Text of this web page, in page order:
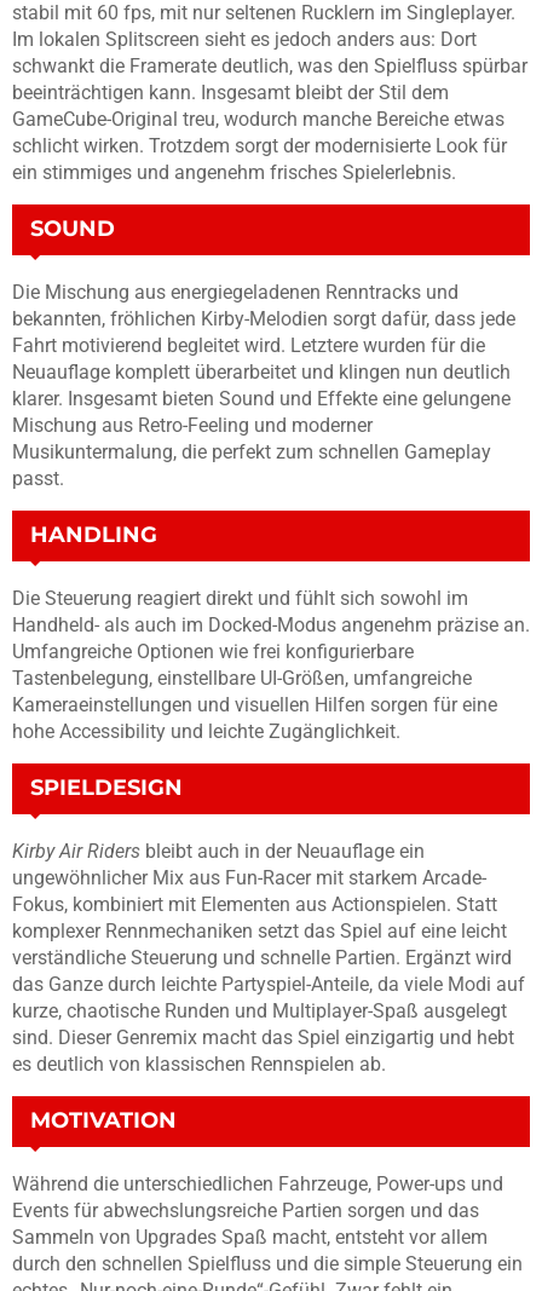
stabil mit 60 fps, mit nur seltenen Rucklern im Singleplayer.
Im lokalen Splitscreen sieht es jedoch anders aus: Dort
schwankt die Framerate deutlich, was den Spielfluss spürbar
beeinträchtigen kann. Insgesamt bleibt der Stil dem
GameCube-Original treu, wodurch manche Bereiche etwas
schlicht wirken. Trotzdem sorgt der modernisierte Look für
ein stimmiges und angenehm frisches Spielerlebnis.
SOUND
Die Mischung aus energiegeladenen Renntracks und
bekannten, fröhlichen Kirby-Melodien sorgt dafür, dass jede
Fahrt motivierend begleitet wird. Letztere wurden für die
Neuauflage komplett überarbeitet und klingen nun deutlich
klarer. Insgesamt bieten Sound und Effekte eine gelungene
Mischung aus Retro-Feeling und moderner
Musikuntermalung, die perfekt zum schnellen Gameplay
passt.
HANDLING
Die Steuerung reagiert direkt und fühlt sich sowohl im
Handheld- als auch im Docked-Modus angenehm präzise an.
Umfangreiche Optionen wie frei konfigurierbare
Tastenbelegung, einstellbare UI-Größen, umfangreiche
Kameraeinstellungen und visuellen Hilfen sorgen für eine
hohe Accessibility und leichte Zugänglichkeit.
SPIELDESIGN
Kirby Air Riders bleibt auch in der Neuauflage ein
ungewöhnlicher Mix aus Fun-Racer mit starkem Arcade-
Fokus, kombiniert mit Elementen aus Actionspielen. Statt
komplexer Rennmechaniken setzt das Spiel auf eine leicht
verständliche Steuerung und schnelle Partien. Ergänzt wird
das Ganze durch leichte Partyspiel-Anteile, da viele Modi auf
kurze, chaotische Runden und Multiplayer-Spaß ausgelegt
sind. Dieser Genremix macht das Spiel einzigartig und hebt
es deutlich von klassischen Rennspielen ab.
MOTIVATION
Während die unterschiedlichen Fahrzeuge, Power-ups und
Events für abwechslungsreiche Partien sorgen und das
Sammeln von Upgrades Spaß macht, entsteht vor allem
durch den schnellen Spielfluss und die simple Steuerung ein